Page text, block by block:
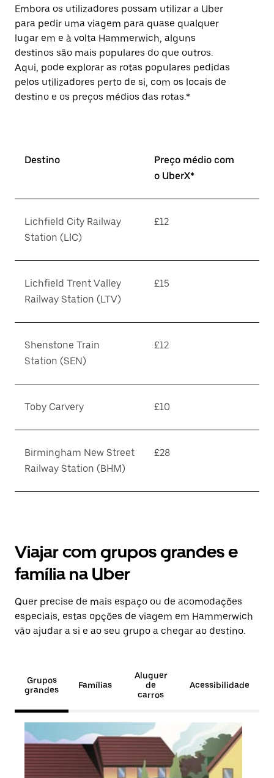
Embora os utilizadores possam utilizar a Uber
para pedir uma viagem para quase qualquer
lugar em e à volta Hammerwich, alguns
destinos são mais populares do que outros.
Aqui, pode explorar as rotas populares pedidas
pelos utilizadores perto de si, com os locais de
destino e os preços médios das rotas.*
Destino
Preço médio com
o UberX*
Lichfield City Railway
Station (LIC)
£12
Lichfield Trent Valley
Railway Station (LTV)
£15
Shenstone Train
Station (SEN)
£12
Toby Carvery £10
Birmingham New Street
Railway Station (BHM)
£28
Viajar com grupos grandes e
família na Uber
Quer precise de mais espaço ou de acomodações
especiais, estas opções de viagem em Hammerwich
vão ajudar a si e ao seu grupo a chegar ao destino.
Grupos
grandes
Famílias
Aluguer
de
carros
Acessibilidade